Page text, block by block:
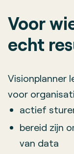
Voor
echt
Visionplanner
voor
actief
bereid zijn
van data